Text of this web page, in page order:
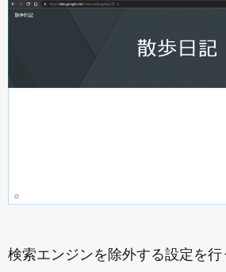
検索エンジンを除外する設定を